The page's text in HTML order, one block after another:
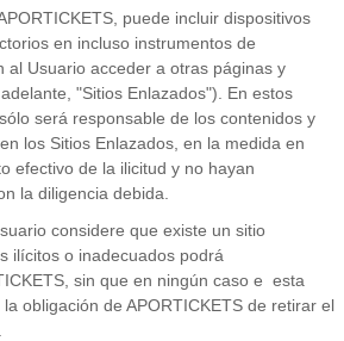
puede incluir dispositivos
en incluso instrumentos de
al Usuario acceder a otras páginas y
"Sitios Enlazados"). En estos
será responsable de los contenidos y
los Sitios Enlazados, en la medida en
efectivo de la ilicitud y no hayan
la diligencia debida.
considere que existe un sitio
ilícitos o inadecuados podrá
sin que en ningún caso e esta
obligación de APORTICKETS de retirar el